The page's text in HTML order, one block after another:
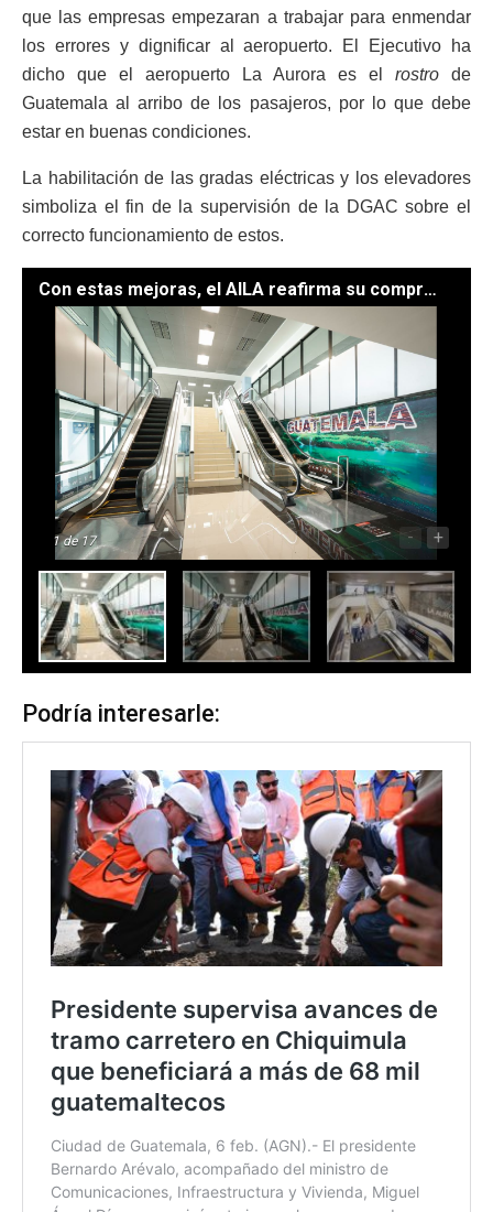
que las empresas empezaran a trabajar para enmendar
los errores y dignificar al aeropuerto. El Ejecutivo ha
dicho que el aeropuerto La Aurora es el rostro de
Guatemala al arribo de los pasajeros, por lo que debe
estar en buenas condiciones.
La habilitación de las gradas eléctricas y los elevadores
simboliza el fin de la supervisión de la DGAC sobre el
correcto funcionamiento de estos.
Con estas mejoras, el AILA reafirma su compromiso con ofrecer servicios modernos y seguros. / Foto: Dickens Zamora
1de 17 - +
Podría interesarle: